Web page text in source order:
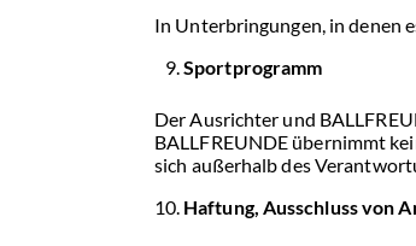
In Unterbringungen, in denen
Sportprogramm
Der Ausrichter und
BALLFREUNDE übernimmt
sich außerhalb des
Haftung, Ausschluss von